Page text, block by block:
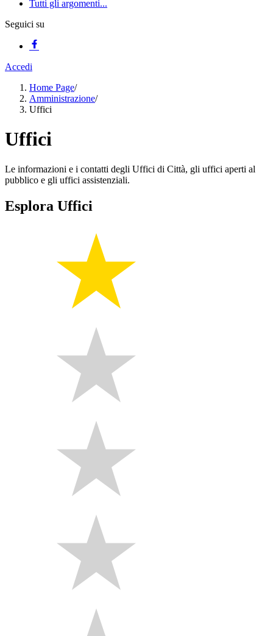
Tutti gli argomenti...
Seguici su
Accedi
Home Page/
Amministrazione/
Uffici
Uffici
Le informazioni e i contatti degli Uffici di Città, gli uffici aperti al
pubblico e gli uffici assistenziali.
Esplora Uffici